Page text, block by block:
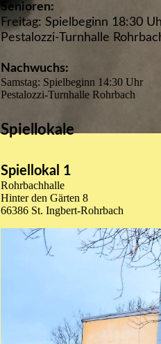
Senioren:
Freitag: Spielbeginn 18:30
Pestalozzi-Turnhalle
Nachwuchs:
Samstag: Spielbeginn 14:30 Uhr
Pestalozzi-Turnhalle Rohrbach
Spiellokale
Spiellokal 1
Rohrbachhalle
Hinter den Gärten 8
66386 St. Ingbert-Rohrbach